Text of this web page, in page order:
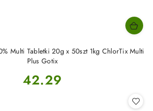
Multi Tabletki 20g x 50szt 1kg ChlorTix Multi
Plus Gotix
Cena:
42.29